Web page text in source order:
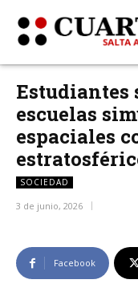
Estudiantes
escuelas
espaciales
SOCIEDAD
3 de junio, 2026
Facebook